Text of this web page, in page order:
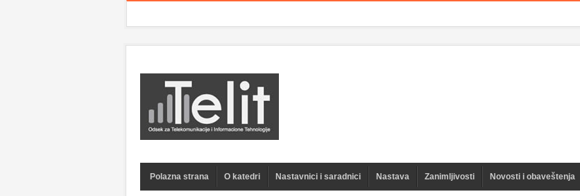
Polazna strana O katedri Nastavnici i saradnici Nastava Zanimljivosti Novosti i obaveštenja